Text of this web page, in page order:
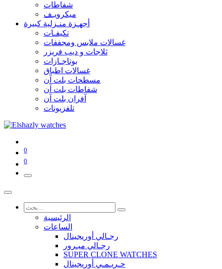
شفاطات
ميكرويـف
أجهـزة منـزلية كبيرة
تكيفـات
غسالات ملابس ومجففات
ثلاجات و ديب فريزر
بوتاجـازات
غسالات اطباق
مسطحات بلت آن
شفاطات بلت آن
آفران بلت آن
تلفزيونات
0
0
الرئيسية
الساعات
رجـالي أوريجينال
رجـالي ميـرور
SUPER CLONE WATCHES
حـريـمـي أوريجينال